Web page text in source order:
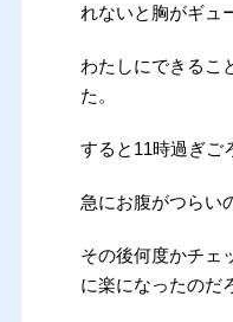
れないと胸がギュ
わたしにできるこ
た。
すると11時過ぎご
急にお腹がつらい
その後何度かチェ
に楽になったのだ